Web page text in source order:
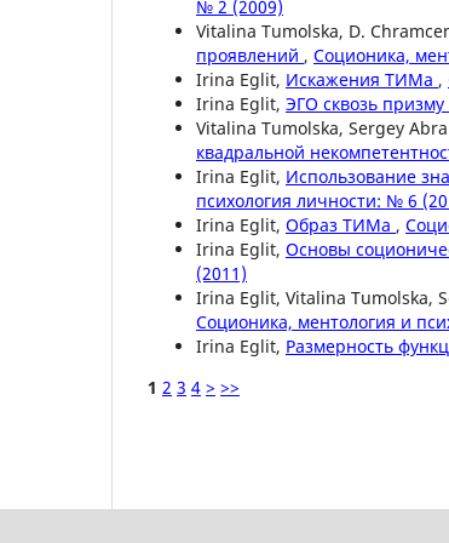
№ 2 (2009)
Vitalina Tumolska, D.
проявлений , Соционика,
Irina Eglit, Искажения ТИМа ,
Irina Eglit, ЭГО сквозь
Vitalina Tumolska, Sergey
квадральной
Irina Eglit, Использование
психология личности: № 6
Irina Eglit, Образ ТИМа ,
Irina Eglit, Основы
(2011)
Irina Eglit, Vitalina Tumolska,
Соционика, ментология и
Irina Eglit, Размерность
1 2 3 4 > >>